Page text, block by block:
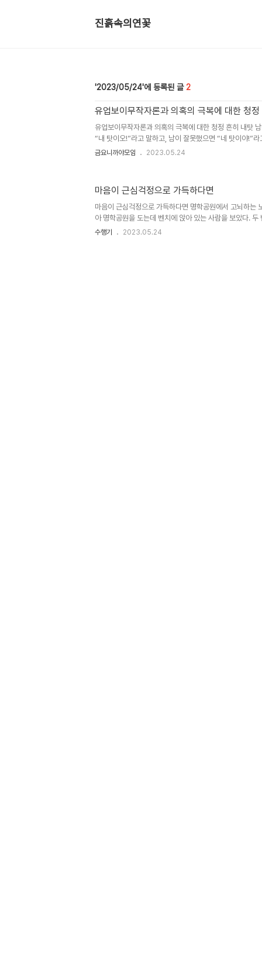
진흙속의연꽃
2023/05/24 2
유업보이무작자론과 의혹의 극복에 대한 청정
유업보이무작자론과 의혹의 극복에 대한 청정 흔히 내탓
“내 탓이오!”라고 말하고, 남이 잘못했으면 “네 탓이야!”
세간에서는 타당할지 모르지만 출세간에서는 타당하지 않
는 동일인인가’라는 제목의 경이고, 두번째 경은 ‘불교적
어떤 것일까’에 대한 것이다. 각각 상윳따니까야 ‘아쩰라
금요니까야모임 2023.05.24
마음이 근심걱정으로 가득하다면
마음이 근심걱정으로 가득하다면 명학공원에서 고뇌하는
아 명학공원을 도는데 벤치에 앉아 있는 사람을 보았다. 두
째 돌 때 그 자세였다. 지팡이를 머리에 대고 고뇌에 찬 모
통이 지배 했을 때 세상 사는 맛이 없을 것이다. 이럴 때 누
수행기 2023.05.24